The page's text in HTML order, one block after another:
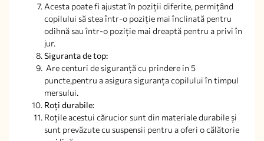
Acesta poate fi ajustat în poziții diferite, permițând
copilului să stea într-o poziție mai înclinată pentru
odihnă sau într-o poziție mai dreaptă pentru a privi în
jur.
Siguranta de top:
Are centuri de siguranță cu prindere in 5
puncte,pentru a asigura siguranța copilului în timpul
mersului.
Roți durabile:
Roțile acestui cărucior sunt din materiale durabile și
sunt prevăzute cu suspensii pentru a oferi o călătorie